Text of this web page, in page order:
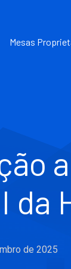
Mesas
da
de 2025